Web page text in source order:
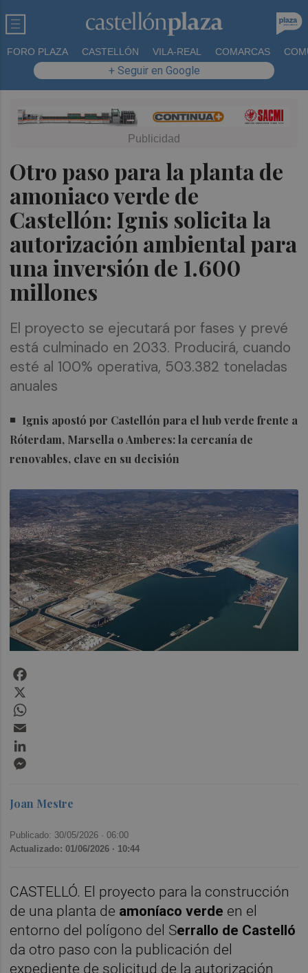
FORO PLAZA CASTELLÓN VILA-REAL COMARCAS
+ Seguir en Google
Otro paso para la planta de
amoniaco verde de
Castellón: Ignis solicita la
autorización ambiental para
una inversión de 1.600
millones
El proyecto se ejecutará por fases y prevé
está culminado en 2033. Producirá, cuando
esté al 100% operativa, 503.382 toneladas
anuales
Ignis apostó por Castellón para el hub verde frente a
Róterdam, Marsella o Amberes: la cercanía de
renovables, clave en su decisión
Joan Mestre
Publicado: 30/05/2026 ·06:00
Actualizado: 01/06/2026 · 10:44
CASTELLÓ. El proyecto para la construcción
de una planta de amoníaco verde en el
entorno del polígono del Serrallo de Castelló
da otro paso con la publicación del
expediente de solicitud de la autorización